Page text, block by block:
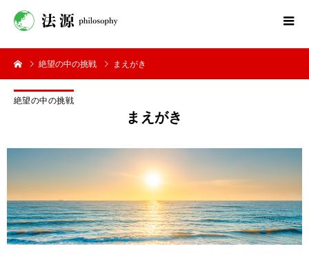
絶望の中の挑戦 まえがき
絶望の中の挑戦
まえがき